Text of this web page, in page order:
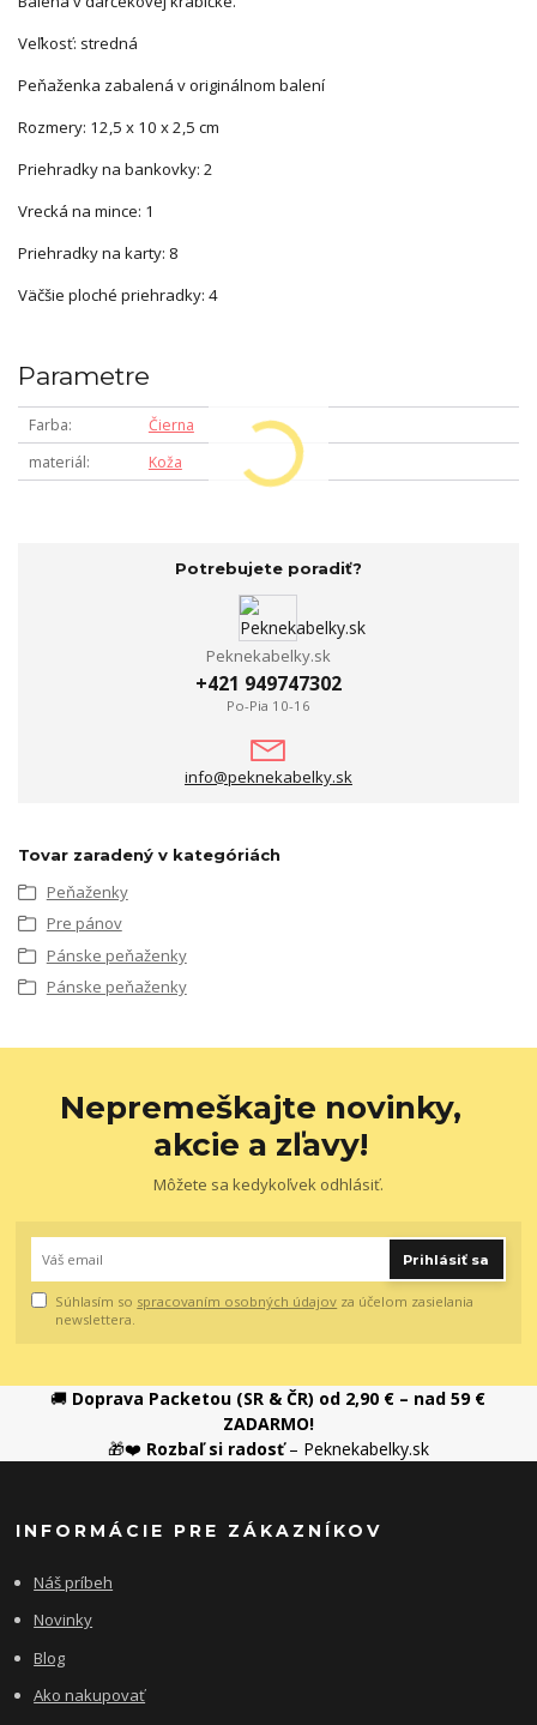
Veľkosť: stredná
Peňaženka zabalená v originálnom balení
Rozmery: 12,5 x 10 x 2,5 cm
Priehradky na bankovky: 2
Vrecká na mince: 1
Priehradky na karty: 8
Väčšie ploché priehradky: 4
Parametre
Farba
Čierna
materiál
Koža
Potrebujete poradiť?
Peknekabelky.sk
+421 949747302
Po-Pia 10-16
info@peknekabelky.sk
Tovar zaradený v kategóriách
Peňaženky
Pre pánov
Pánske peňaženky
Pánske peňaženky
Nepremeškajte novinky,
akcie a zľavy!
Môžete sa kedykoľvek odhlásiť.
Prihlásiť sa
Súhlasím so spracovaním osobných údajov za účelom zasielania
newslettera.
🚚 Doprava Packetou (SR & ČR) od 2,90 € – nad 59 €
ZADARMO!
🎁❤️ Rozbaľ si radosť– Peknekabelky.sk
INFORMÁCIE PRE ZÁKAZNÍKOV
Náš príbeh
Novinky
Blog
Ako nakupovať